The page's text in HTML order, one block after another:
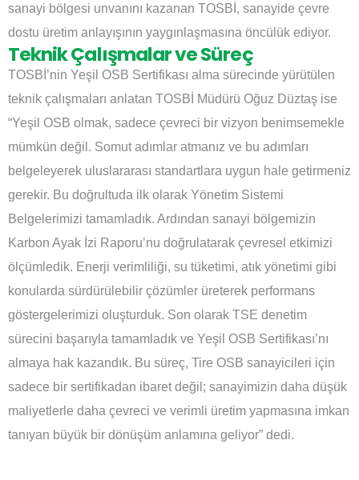
sanayi bölgesi unvanını kazanan TOSBİ, sanayide çevre
dostu üretim anlayışının yaygınlaşmasına öncülük ediyor.
Teknik Çalışmalar ve Süreç
TOSBİ’nin Yeşil OSB Sertifikası alma sürecinde yürütülen
teknik çalışmaları anlatan TOSBİ Müdürü Oğuz Düztaş ise
“Yeşil OSB olmak, sadece çevreci bir vizyon benimsemekle
mümkün değil. Somut adımlar atmanız ve bu adımları
belgeleyerek uluslararası standartlara uygun hale getirmeniz
gerekir. Bu doğrultuda ilk olarak Yönetim Sistemi
Belgelerimizi tamamladık. Ardından sanayi bölgemizin
Karbon Ayak İzi Raporu’nu doğrulatarak çevresel etkimizi
ölçümledik. Enerji verimliliği, su tüketimi, atık yönetimi gibi
konularda sürdürülebilir çözümler üreterek performans
göstergelerimizi oluşturduk. Son olarak TSE denetim
sürecini başarıyla tamamladık ve Yeşil OSB Sertifikası’nı
almaya hak kazandık. Bu süreç, Tire OSB sanayicileri için
sadece bir sertifikadan ibaret değil; sanayimizin daha düşük
maliyetlerle daha çevreci ve verimli üretim yapmasına imkan
tanıyan büyük bir dönüşüm anlamına geliyor” dedi.